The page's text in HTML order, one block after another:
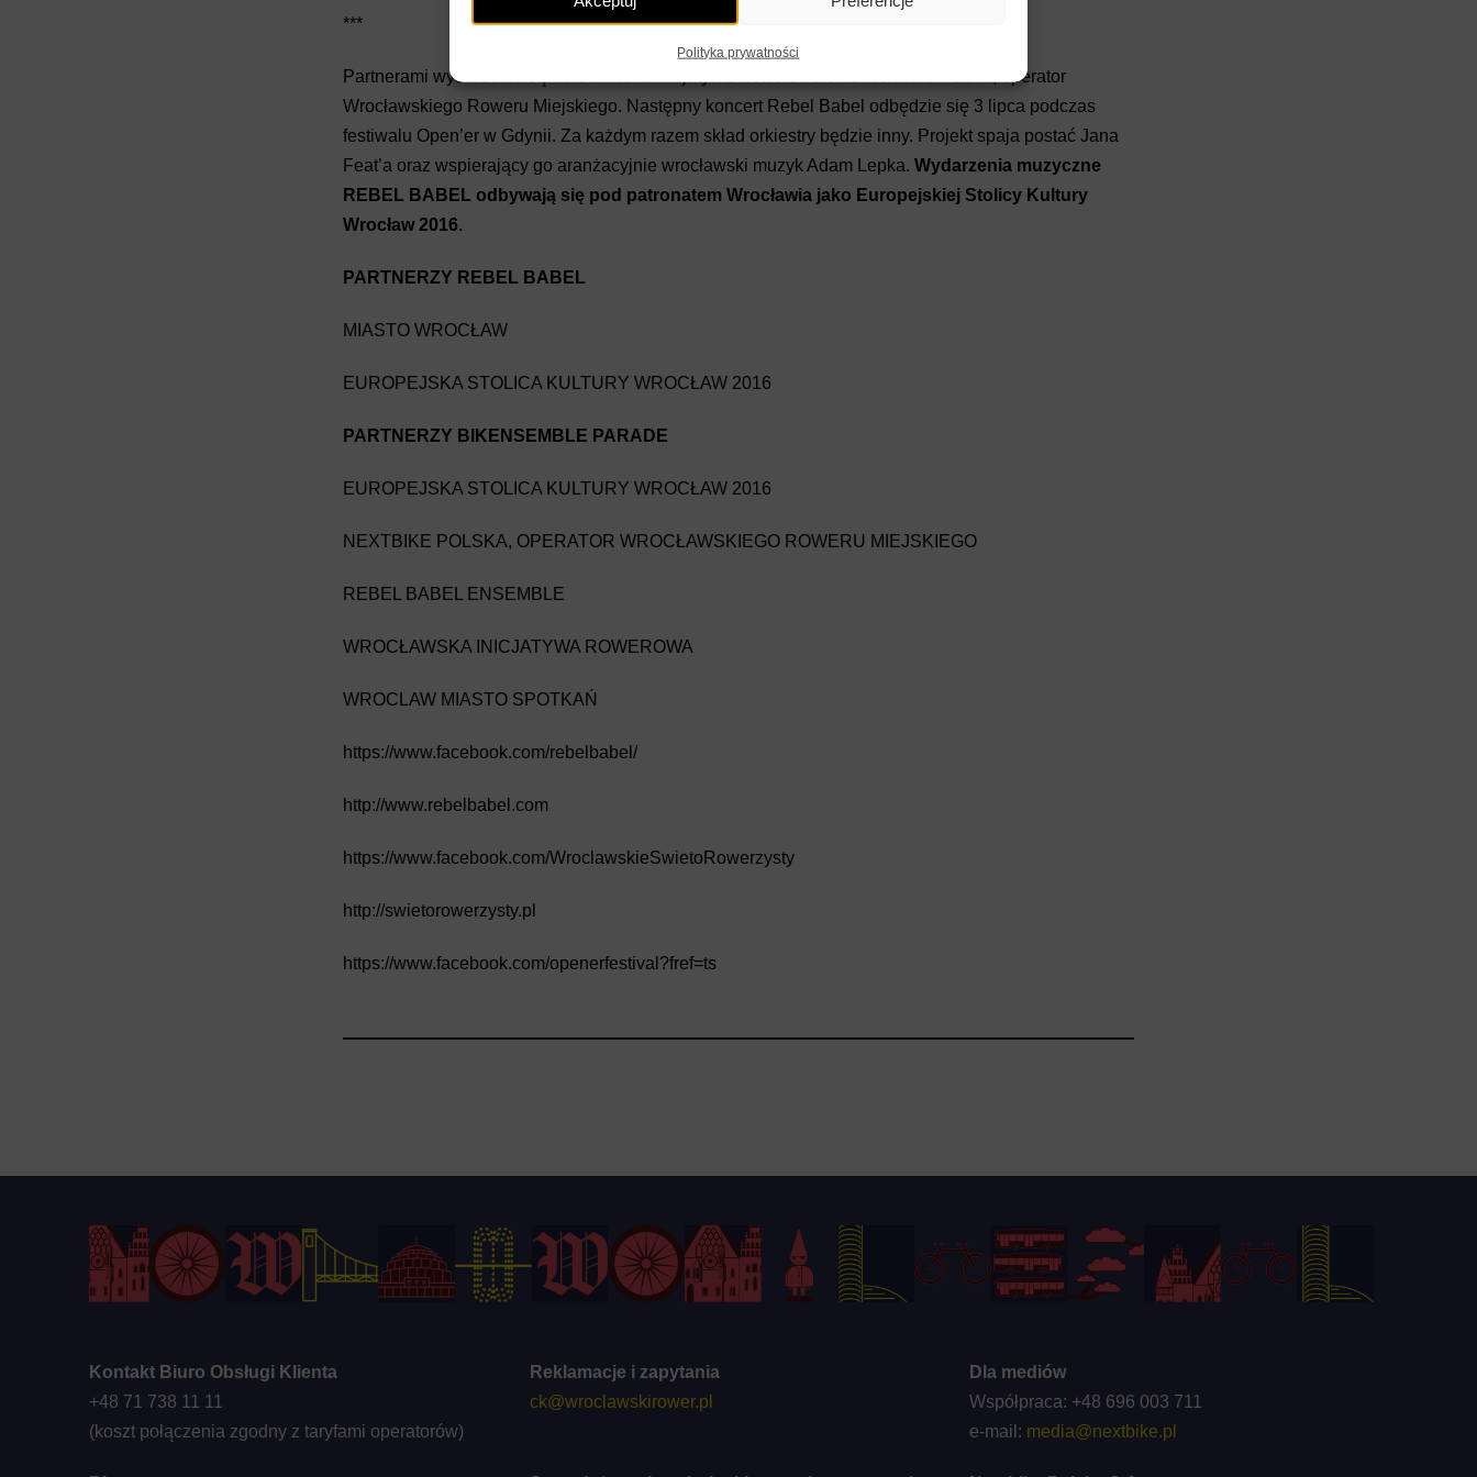
Polityka prywatności
***
Partnerami wydarzenia są: Wrocławska Inicjatywa Rowerowa oraz Nextbike Polska, operator
Wrocławskiego Roweru Miejskiego. Następny koncert Rebel Babel odbędzie się 3 lipca podczas
festiwalu Open’er w Gdynii. Za każdym razem skład orkiestry będzie inny. Projekt spaja postać Jana
Feat’a oraz wspierający go aranżacyjnie wrocławski muzyk Adam Lepka. Wydarzenia muzyczne
REBEL BABEL odbywają się pod patronatem Wrocławia jako Europejskiej Stolicy Kultury
Wrocław 2016.
PARTNERZY REBEL BABEL
MIASTO WROCŁAW
EUROPEJSKA STOLICA KULTURY WROCŁAW 2016
PARTNERZY BIKENSEMBLE PARADE
EUROPEJSKA STOLICA KULTURY WROCŁAW 2016
NEXTBIKE POLSKA, OPERATOR WROCŁAWSKIEGO ROWERU MIEJSKIEGO
REBEL BABEL ENSEMBLE
WROCŁAWSKA INICJATYWA ROWEROWA
WROCLAW MIASTO SPOTKAŃ
https://www.facebook.com/rebelbabel/
http://www.rebelbabel.com
https://www.facebook.com/WroclawskieSwietoRowerzysty
http://swietorowerzysty.pl
https://www.facebook.com/openerfestival?fref=ts
Kontakt Biuro Obsługi Klienta
+48 71 738 11 11
(koszt połączenia zgodny z taryfami operatorów)
Reklamacje i zapytania
ck@wroclawskirower.pl
Dla mediów
Współpraca: +48 696 003 711
e-mail: media@nextbike.pl